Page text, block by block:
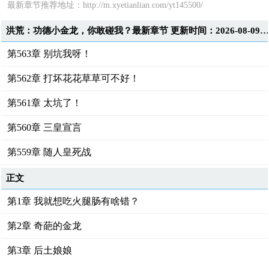
最新章节推荐地址：http://m.xyetianlian.com/yt145500/
洪荒：功德小金龙，你敢碰我？最新章节 更新时间：2026-08-09T06:16:29
第563章 别坑我呀！
第562章 打坏花花草草可不好！
第561章 太坑了！
第560章 三皇宣言
第559章 随人皇死战
正文
第1章 我就想吃火腿肠有啥错？
第2章 奇葩的金龙
第3章 后土娘娘